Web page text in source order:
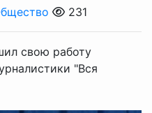
231
свою работу
"Вся